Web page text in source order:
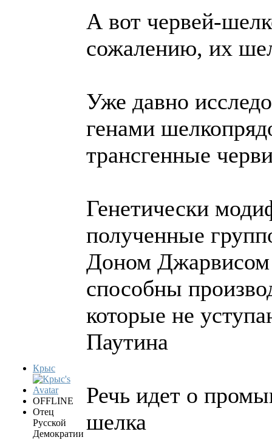
Крыс
OFFLINE
Отец
Русской
Демократии
А вот червей-
сожалению, их
Уже давно
генами
трансгенные
Генетически
полученные
Доном Джарвисом
способны
которые не
Паутина
Речь идет о
шелка